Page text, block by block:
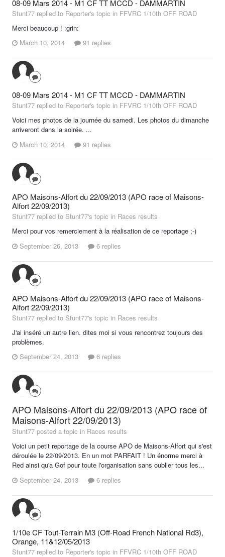
08-09 Mars 2014 - M1 CF TT MCCD - DAMMARTIN
Stunt77 replied to Reporter's topic in FFVRC 1/10th OFF ROAD
Merci beaucoup ! :grin:
March 10, 2014
91 replies
08-09 Mars 2014 - M1 CF TT MCCD - DAMMARTIN
Stunt77 replied to Reporter's topic in FFVRC 1/10th OFF ROAD
Voici mes photos de la journée du samedi. Les photos du dimanche
arriveront dans la soirée. ...
March 10, 2014
91 replies
APO Maisons-Alfort du 22/09/2013 (APO race of Maisons-
Alfort 22/09/2013)
Stunt77 replied to Stunt77's topic in Races results
Merci pour vos remerciement à la réalisation de ce reportage ;-)
September 26, 2013
6 replies
APO Maisons-Alfort du 22/09/2013 (APO race of Maisons-
Alfort 22/09/2013)
Stunt77 replied to Stunt77's topic in Races results
J'ai inséré un autre lien. dites moi si vous rencontrez toujours des
problèmes.
September 24, 2013
6 replies
APO Maisons-Alfort du 22/09/2013 (APO race of
Maisons-Alfort 22/09/2013)
Stunt77 posted a topic in Races results
Voici un petit reportage de la course APO de Maisons-Alfort qui s'est
déroulée le 22/09/2013. En un mot PARFAIT ! Un énorme merci à
Red ainsi qu'a Gof pour toute l'organisation sans oublier tous les...
September 24, 2013
6 replies
1/10e CF Tout-Terrain M3 (Off-Road French National Rd3),
Orange, 11&12/05/2013
Stunt77 replied to Reporter's topic in FFVRC 1/10th OFF ROAD